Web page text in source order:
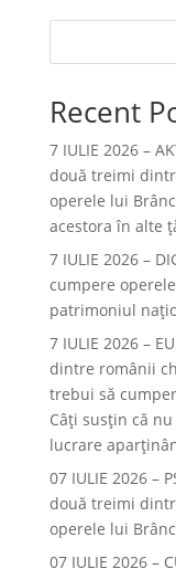
Recent
7 IULIE 2026 –
două treimi
operele lui
acestora în alte
7 IULIE 2026 –
cumpere
patrimoniul
7 IULIE 2026 –
dintre românii
trebui să
Câți susțin că
lucrare
07 IULIE 2026 –
două treimi
operele lui
07 IULIE 2026 –